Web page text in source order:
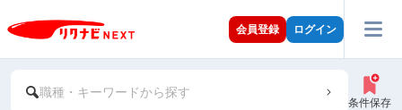
会員登録 ログイン
職種・キーワードから探す
条件保存